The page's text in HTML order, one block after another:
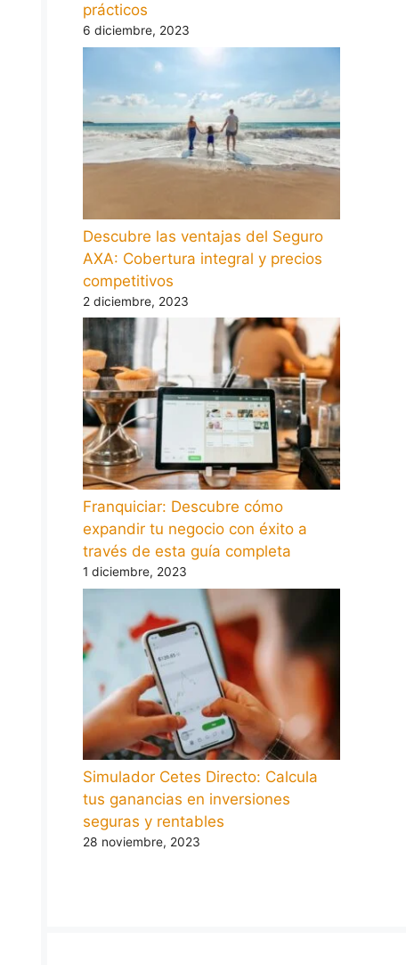
prácticos
6 diciembre, 2023
Descubre las ventajas del Seguro
AXA: Cobertura integral y precios
competitivos
2 diciembre, 2023
Franquiciar: Descubre cómo
expandir tu negocio con éxito a
través de esta guía completa
1 diciembre, 2023
Simulador Cetes Directo: Calcula
tus ganancias en inversiones
seguras y rentables
28 noviembre, 2023